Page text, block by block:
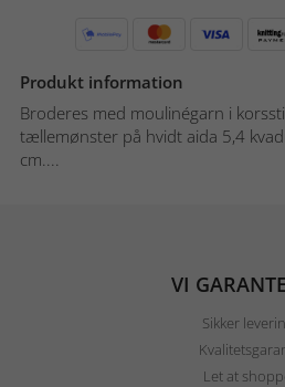
Produkt information
Broderes med moulinégarn i
tællemønster på hvidt aida 5,4
cm....
VI
Sikker
Let at